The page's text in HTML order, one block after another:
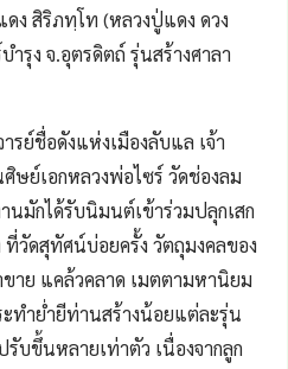
ง สิริภทฺโท (หลวงปู่แดง ดวง
ำรุง จ.อุตรดิตถ์ รุ่นสร้างศาลา
รย์ชื่อดังแห่งเมืองลับแล เจ้า
ย์เอกหลวงพ่อไซร์ วัดช่องลม
มักได้รับนิมนต์เข้าร่วมปลุกเสก
วัดสุทัศน์บ่อยครั้ง วัตถุมงคลของ
าย แคล้วคลาด เมตตามหานิยม
ทำย่ำยีท่านสร้างน้อยแต่ละรุ่น
บขึ้นหลายเท่าตัว เนื่องจากลูก